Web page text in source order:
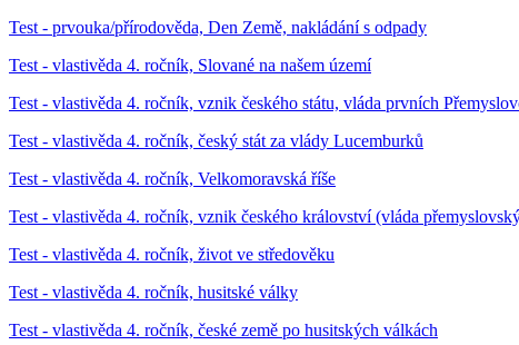
Test - prvouka/přírodověda, Den Země, nakládání s odpady
Test - vlastivěda 4. ročník, Slované na našem území
Test - vlastivěda 4. ročník, vznik českého státu, vláda prvních
Test - vlastivěda 4. ročník, český stát za vlády Lucemburků
Test - vlastivěda 4. ročník, Velkomoravská říše
Test - vlastivěda 4. ročník, vznik českého království (vláda
Test - vlastivěda 4. ročník, život ve středověku
Test - vlastivěda 4. ročník, husitské války
Test - vlastivěda 4. ročník, české země po husitských válkách